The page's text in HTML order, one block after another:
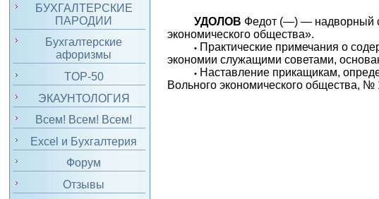
БУХГАЛТЕРСКИЕ
ПАРОДИИ
Бухгалтерские
афоризмы
TOP-50
ЭКАУНТОЛОГИЯ
Всем! Всем! Всем!
Excel и Бухгалтерия
Форум
Отзывы
УДОЛОВ Федот (—) — надворный
экономического общества».
• Практические примечания о
экономии служащими советами,
• Наставление прикащикам,
Вольного экономического общества, №